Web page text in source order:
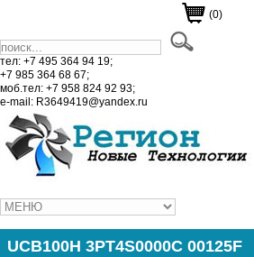
(0)
тел: +7 495 364 94 19;
+7 985 364 68 67;
моб.тел: +7 958 824 92 93;
e-mail: R3649419@yandex.ru
UCB100H 3PT4S0000C 00125F